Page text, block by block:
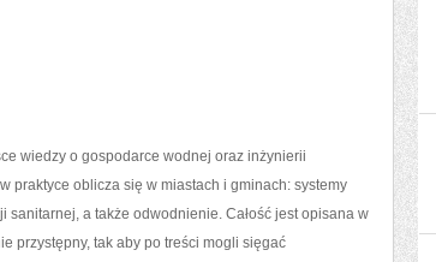
wiedzy o gospodarce wodnej oraz inżynierii
praktyce oblicza się w miastach i gminach: systemy
a także odwodnienie. Całość jest opisana w
przystępny, tak aby po treści mogli sięgać